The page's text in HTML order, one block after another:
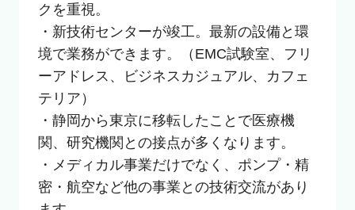
クを重視。
・新技術センターが竣工。最新の設備と環
境で業務ができます。（EMC試験室、フリ
ーアドレス、ビジネスカジュアル、カフェ
テリア）
・静岡から東京に移転したことで医療機
関、研究機関との接点が多くなります。
・メディカル事業だけでなく、ポンプ・精
密・航空など他の事業との技術交流があり